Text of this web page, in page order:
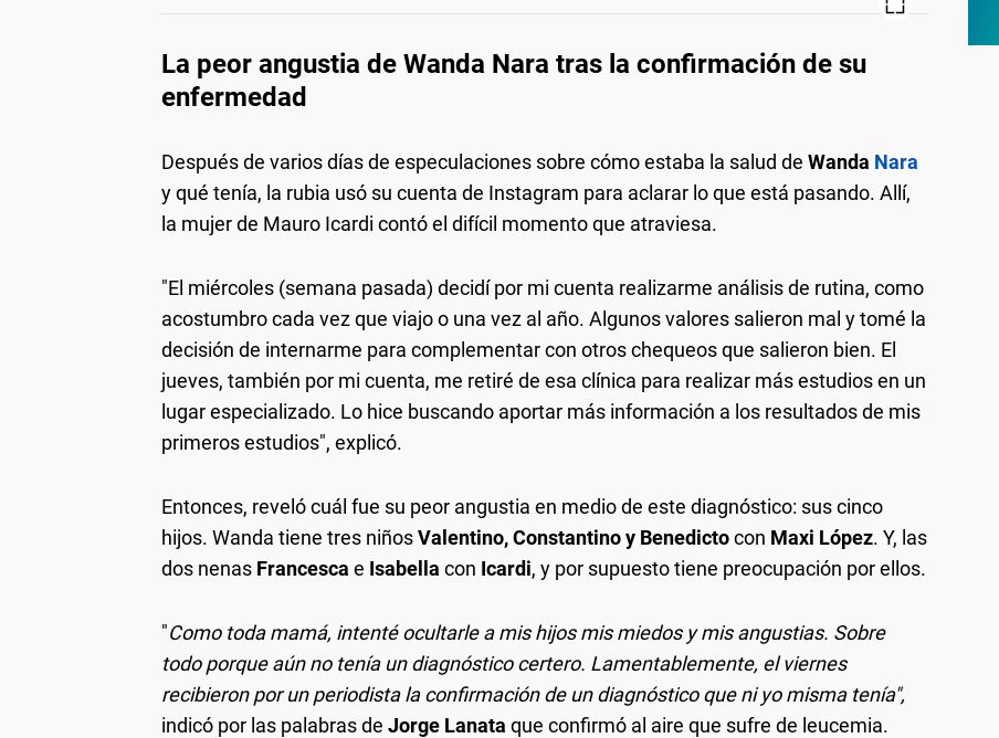
La peor angustia de Wanda Nara tras la confirmación de su
enfermedad
Después de varios días de especulaciones sobre cómo estaba la salud de Wanda Nara
y qué tenía, la rubia usó su cuenta de Instagram para aclarar lo que está pasando. Allí,
la mujer de Mauro Icardi contó el difícil momento que atraviesa.
"El miércoles (semana pasada) decidí por mi cuenta realizarme análisis de rutina, como
acostumbro cada vez que viajo o una vez al año. Algunos valores salieron mal y tomé la
decisión de internarme para complementar con otros chequeos que salieron bien. El
jueves, también por mi cuenta, me retiré de esa clínica para realizar más estudios en un
lugar especializado. Lo hice buscando aportar más información a los resultados de mis
primeros estudios", explicó.
Entonces, reveló cuál fue su peor angustia en medio de este diagnóstico: sus cinco
hijos. Wanda tiene tres niñosValentino, Constantino y Benedictocon Maxi López. Y, las
dos nenas Francesca e Isabella con Icardi, y por supuesto tiene preocupación por ellos.
"Como toda mamá, intenté ocultarle a mis hijos mis miedos y mis angustias. Sobre
todo porque aún no tenía un diagnóstico certero. Lamentablemente, el viernes
recibieron por un periodista la confirmación de un diagnóstico que ni yo misma tenía",
indicó por las palabras de Jorge Lanata que confirmó al aire que sufre de leucemia.